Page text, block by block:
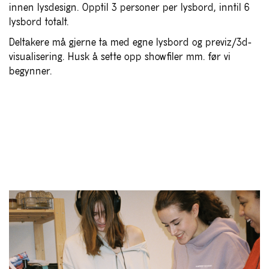
innen lysdesign. Opptil 3 personer per lysbord, inntil 6
lysbord totalt.
Deltakere må gjerne ta med egne lysbord og previz/3d-
visualisering. Husk å sette opp showfiler mm. før vi
begynner.